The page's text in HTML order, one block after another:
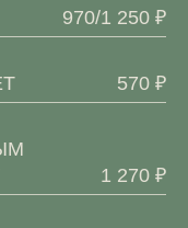
970/1 250 ₽
570 ₽
1 270 ₽